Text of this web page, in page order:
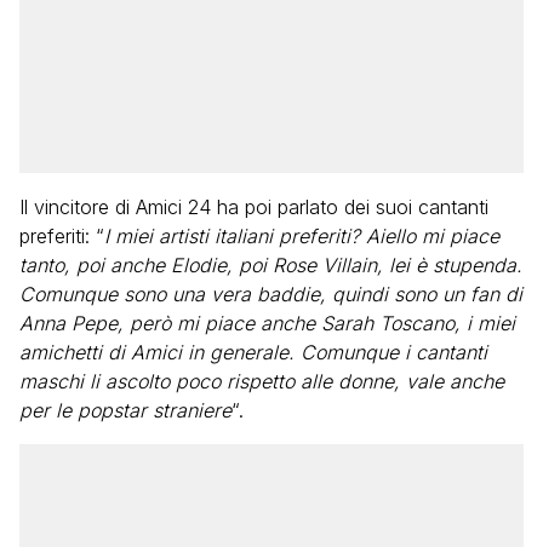
Il vincitore di Amici 24 ha poi parlato dei suoi cantanti
preferiti: “I miei artisti italiani preferiti? Aiello mi piace
tanto, poi anche Elodie, poi Rose Villain, lei è stupenda.
Comunque sono una vera baddie, quindi sono un fan di
Anna Pepe, però mi piace anche Sarah Toscano, i miei
amichetti di Amici in generale. Comunque i cantanti
maschi li ascolto poco rispetto alle donne, vale anche
per le popstar straniere“.